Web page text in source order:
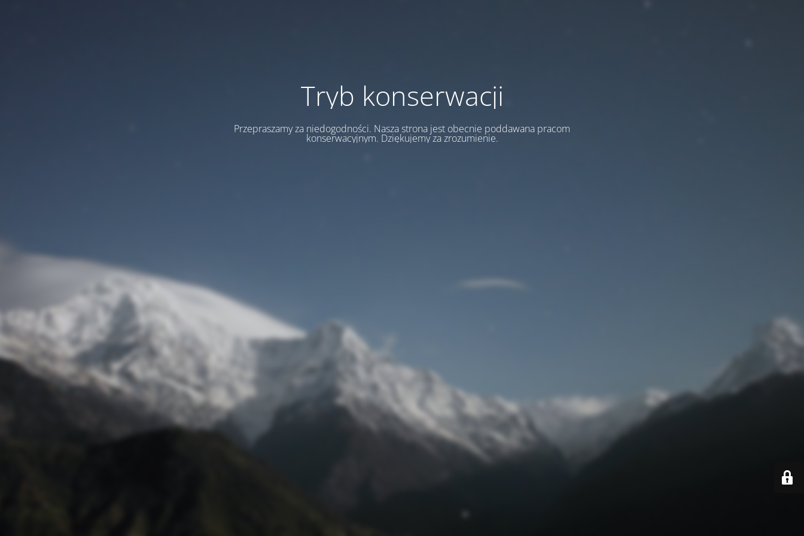
Tryb konserwacji
Przepraszamy za niedogodności. Nasza strona jest obecnie poddawana pracom
konserwacyjnym. Dziękujemy za zrozumienie.